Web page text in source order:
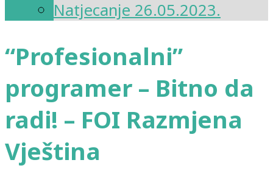
Natjecanje 26.05.2023.
“Profesionalni”
programer – Bitno da
radi! – FOI Razmjena
Vještina